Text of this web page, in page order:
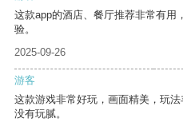
这款app的酒店、餐厅推荐非常有用
验。
2025-09-26
游客
这款游戏非常好玩，画面精美，玩
没有玩腻。